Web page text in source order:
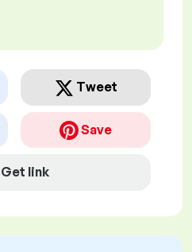
Tweet
Save
Get link